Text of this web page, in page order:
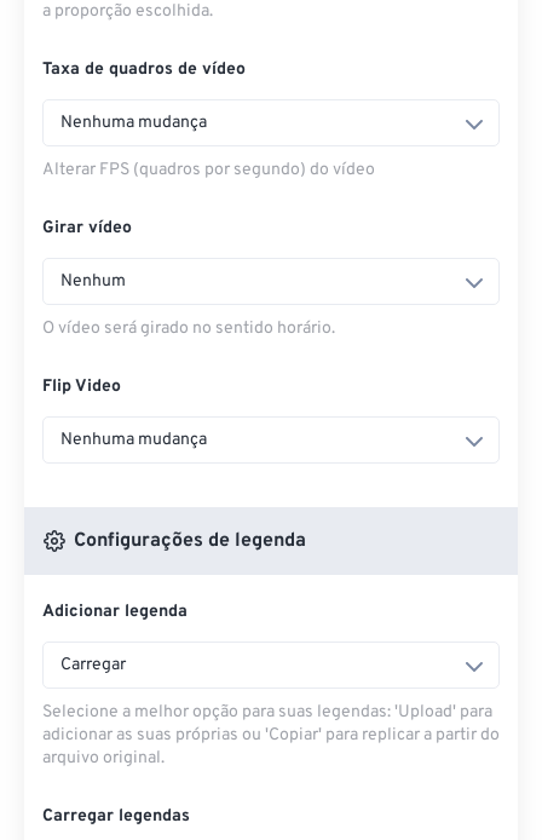
a proporção escolhida.
Taxa de quadros de vídeo
Nenhuma mudança
Alterar FPS (quadros por segundo) do vídeo
Girar vídeo
Nenhum
O vídeo será girado no sentido horário.
Flip Video
Nenhuma mudança
Configurações de legenda
Adicionar legenda
Carregar
Selecione a melhor opção para suas legendas: 'Upload' para
adicionar as suas próprias ou 'Copiar' para replicar a partir do
arquivo original.
Carregar legendas